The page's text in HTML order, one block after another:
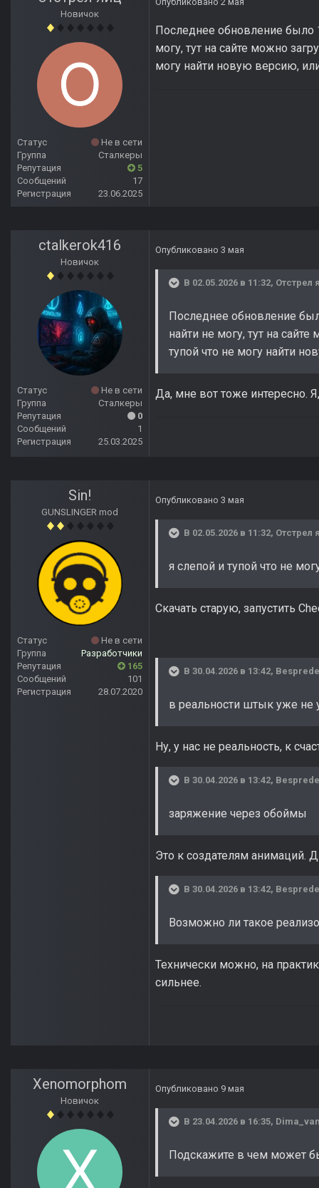
Новичок
Статус
Не в сети
Группа
Сталкеры
Репутация
5
Сообщений
17
Регистрация
23.06.2025
Последнее обновление было
могу, тут на сайте можно
могу найти новую версию,
ctalkerok416
Новичок
Статус
Не в сети
Группа
Сталкеры
Репутация
0
Сообщений
1
Регистрация
25.03.2025
Опубликовано 3 мая
В 02.05.2026 в 11:32, Отстрел
Последнее обновление
найти не могу, тут на
тупой что не могу найти
Да, мне вот тоже интересно.
Sin!
GUNSLINGER mod
Статус
Не в сети
Группа
Разработчики
Репутация
165
Сообщений
101
Регистрация
28.07.2020
Опубликовано 3 мая
В 02.05.2026 в 11:32, Отстрел
я слепой и тупой что не
Скачать старую, запустить
В 30.04.2026 в 13:42,
в реальности штык уже не
Ну, у нас не реальность, к
В 30.04.2026 в 13:42,
заряжение через обоймы
Это к создателям анимаций.
В 30.04.2026 в 13:42,
Возможно ли такое
Технически можно, на
сильнее.
Xenomorphom
Новичок
Опубликовано 9 мая
В 23.04.2026 в 16:35,
Подскажите в чем может